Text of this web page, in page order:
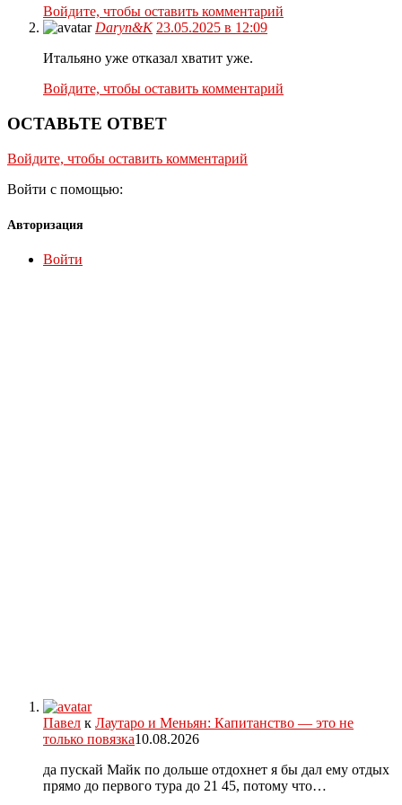
Войдите, чтобы оставить комментарий
Daryn&K 23.05.2025 в 12:09
Итальяно уже отказал хватит уже.
Войдите, чтобы оставить комментарий
ОСТАВЬТЕ ОТВЕТ
Войдите, чтобы оставить комментарий
Войти с помощью:
Авторизация
Войти
Павел к Лаутаро и Меньян: Капитанство — это не
только повязка10.08.2026
да пускай Майк по дольше отдохнет я бы дал ему отдых
прямо до первого тура до 21 45, потому что…